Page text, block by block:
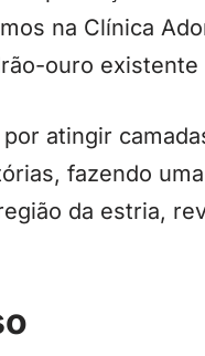
na Clínica
ouro
atingir
fazendo
da estria,